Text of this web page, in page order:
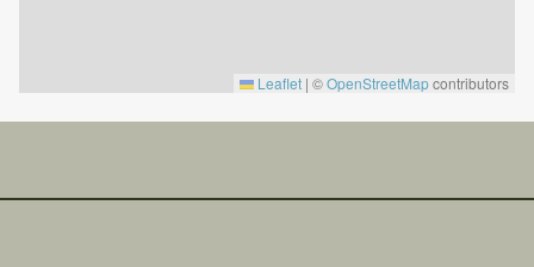
Leaflet | ©OpenStreetMapcontributors